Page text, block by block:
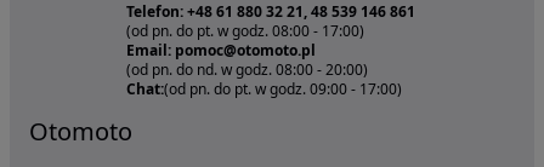
Telefon: +48 61 880 32 21, 48 539 146 861
(od pn. do pt. w godz. 08:00 - 17:00)
Email: pomoc@otomoto.pl
(od pn. do nd. w godz. 08:00 - 20:00)
Chat:(od pn. do pt. w godz. 09:00 - 17:00)
Otomoto